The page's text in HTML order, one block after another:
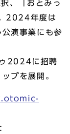
、「おとみっ
2024年度は
演事業にも参
2024に招聘
プを展開。